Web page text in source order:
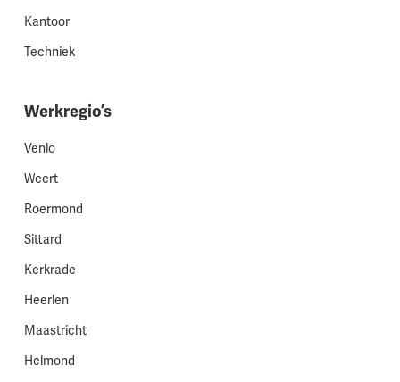
Kantoor
Techniek
Werkregio’s
Venlo
Weert
Roermond
Sittard
Kerkrade
Heerlen
Maastricht
Helmond